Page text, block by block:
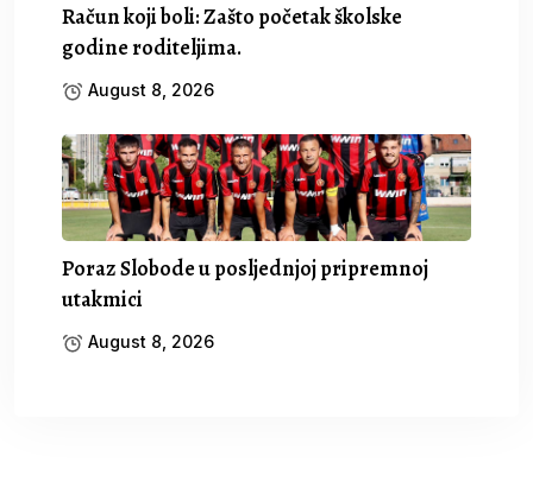
Račun koji boli: Zašto početak školske
godine roditeljima.
August 8, 2026
Poraz Slobode u posljednjoj pripremnoj
utakmici
August 8, 2026